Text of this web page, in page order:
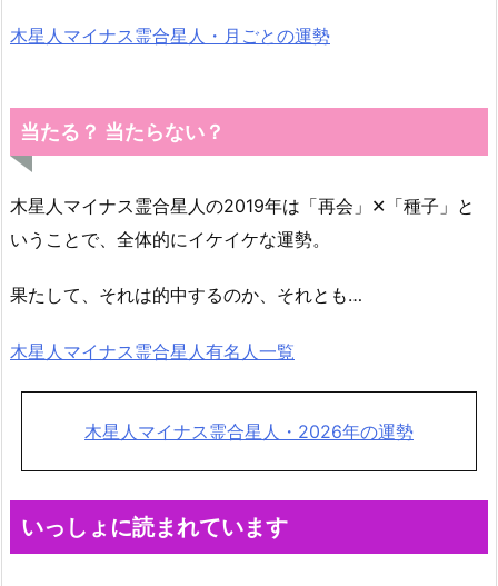
木星人マイナス霊合星人・月ごとの運勢
当たる？ 当たらない？
木星人マイナス霊合星人の2019年は「再会」✕「種子」と
いうことで、全体的にイケイケな運勢。
果たして、それは的中するのか、それとも…
木星人マイナス霊合星人有名人一覧
木星人マイナス霊合星人・2026年の運勢
いっしょに読まれています